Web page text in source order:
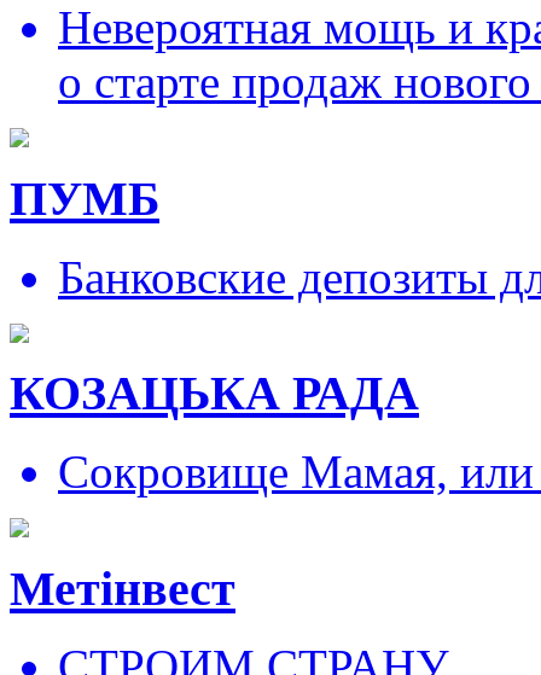
Невероятная мощь и
о старте продаж
ПУМБ
Банковские депозиты
КОЗАЦЬКА РАДА
Сокровище Мамая, или
Метінвест